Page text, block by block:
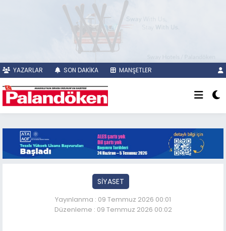
YAZARLAR SON DAKİKA MANŞETLER
SİYASET
Yayınlanma : 09 Temmuz 2026 00:01
Düzenleme : 09 Temmuz 2026 00:02